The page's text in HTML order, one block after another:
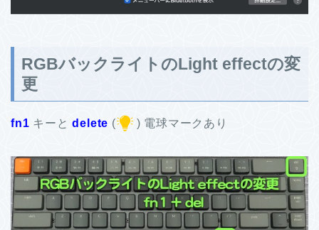
RGBバックライトのLight effectの変
更
fn1 キーとdelete ( ) 電球マークあり